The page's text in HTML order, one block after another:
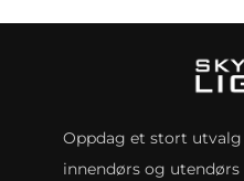
Oppdag et stort utvalg
innendørs og utendørs